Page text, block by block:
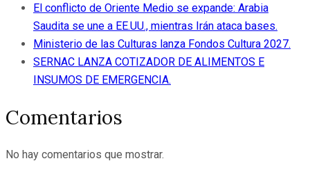
El conflicto de Oriente Medio se expande: Arabia
Saudita se une a EE.UU., mientras Irán ataca bases.
Ministerio de las Culturas lanza Fondos Cultura 2027.
SERNAC LANZA COTIZADOR DE ALIMENTOS E
INSUMOS DE EMERGENCIA.
Comentarios
No hay comentarios que mostrar.